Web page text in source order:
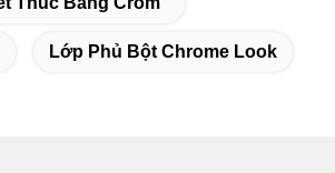
Lớp Phủ Bột Chrome Look